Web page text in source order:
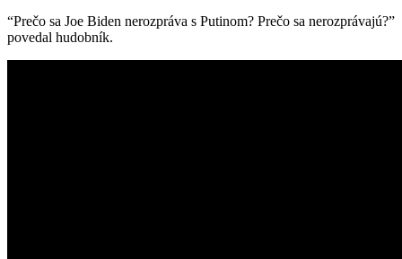
“Prečo sa Joe Biden nerozpráva s Putinom? Prečo sa nerozprávajú?”
povedal hudobník.